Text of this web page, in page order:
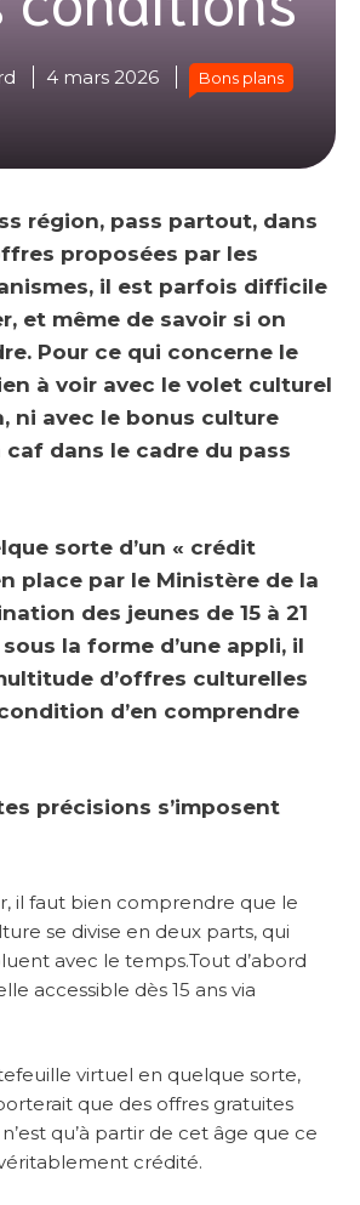
4 mars 2026 Bons plans
région, pass partout, dans
proposées par les
il est parfois difficile
et même de savoir si on
Pour ce qui concerne le
à voir avec le volet culturel
ni avec le bonus culture
dans le cadre du pass
sorte d’un « crédit
place par le Ministère de la
des jeunes de 15 à 21
la forme d’une appli, il
d’offres culturelles
d’en comprendre
précisions s’imposent
il faut bien comprendre que le
se divise en deux parts, qui
avec le temps.Tout d’abord
accessible dès 15 ans via
virtuel en quelque sorte,
que des offres gratuites
n’est qu’à partir de cet âge que ce
crédité.